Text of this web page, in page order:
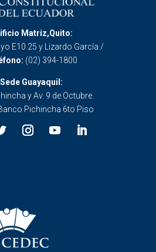
Matriz,Quito:
E10 25 y Lizardo García /
(02) 394-1800
Sede Guayaquil:
y Av. 9 de Octubre.
Pichincha 6to Piso